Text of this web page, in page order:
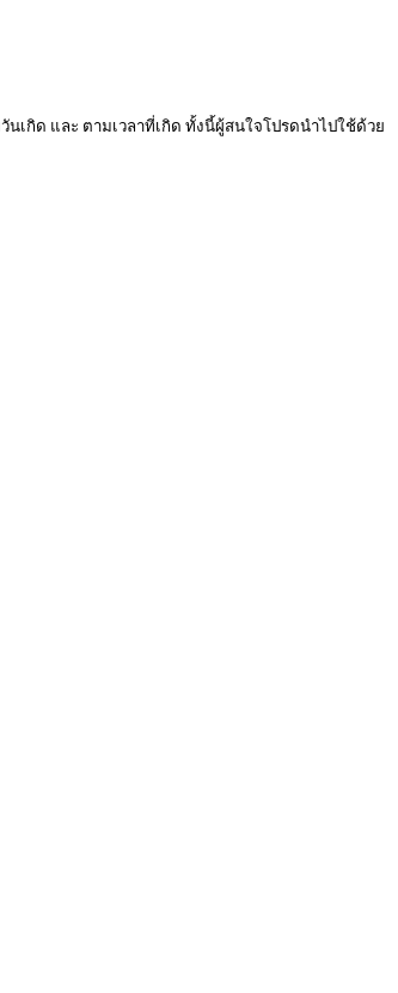
เกิด และ ตามเวลาที่เกิด ทั้งนี้ผู้สนใจโปรดนำไปใช้ด้วย